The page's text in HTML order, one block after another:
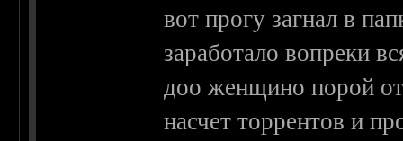
вот прогу загнал в
заработало вопреки
доо женщино порой
насчет торрентов и